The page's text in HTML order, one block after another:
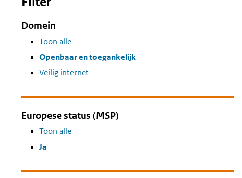
Domein
Toon alle
Openbaar en toegankelijk
Veilig internet
Europese status (MSP)
Toon alle
Ja